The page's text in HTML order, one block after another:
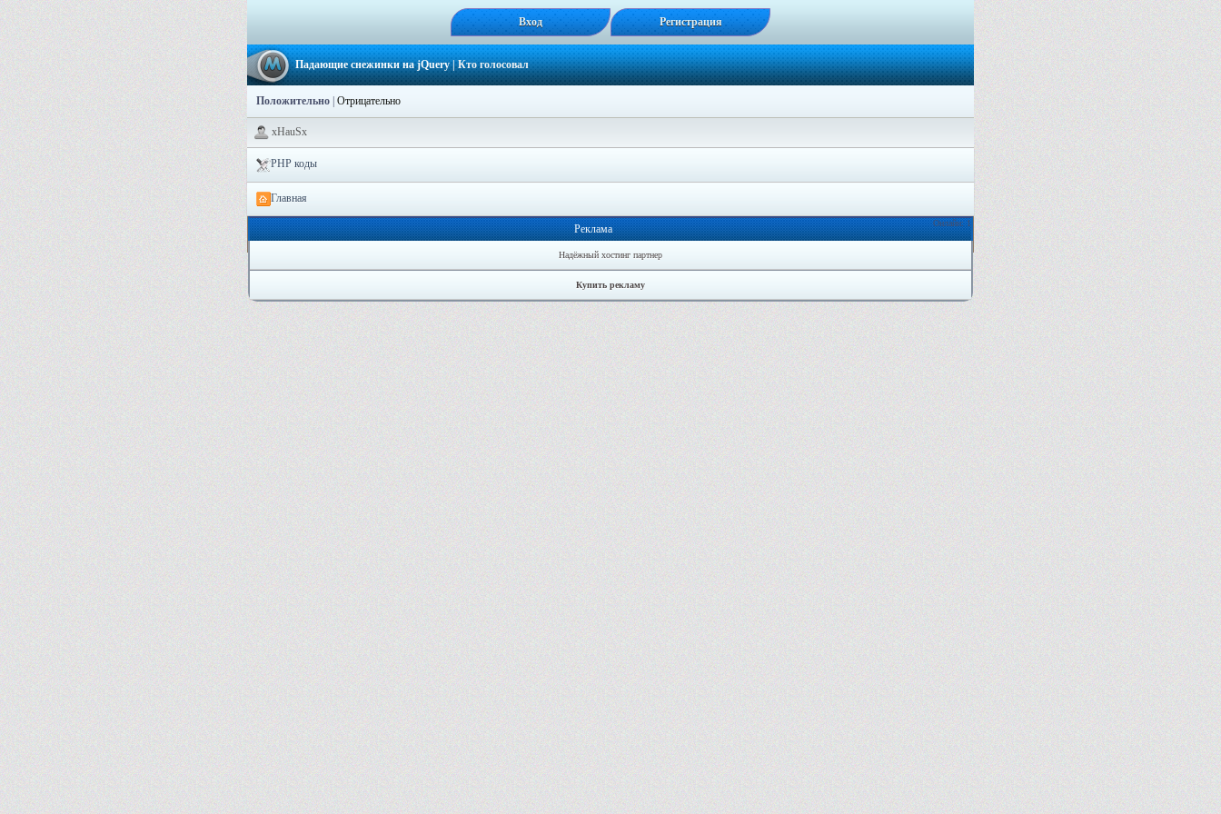
Вход Регистрация
Падающие снежинки на jQuery| Кто голосовал
Положительно Отрицательно
xHauSx
PHP коды
Главная
Онлайн: 1
Реклама
Надёжный хостинг партнер
Купить рекламу